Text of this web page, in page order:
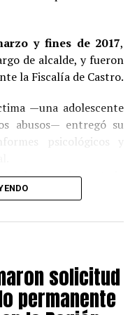
y fines de 2017,
de alcalde, y fueron
la Fiscalía de Castro.
—una adolescente
abusos— entregó su
psicológicos y
el imputado
abreviado,
libertad
dictó sentencia en
a Pedro Montecinos a
menor en su grado
solicitud
permanente